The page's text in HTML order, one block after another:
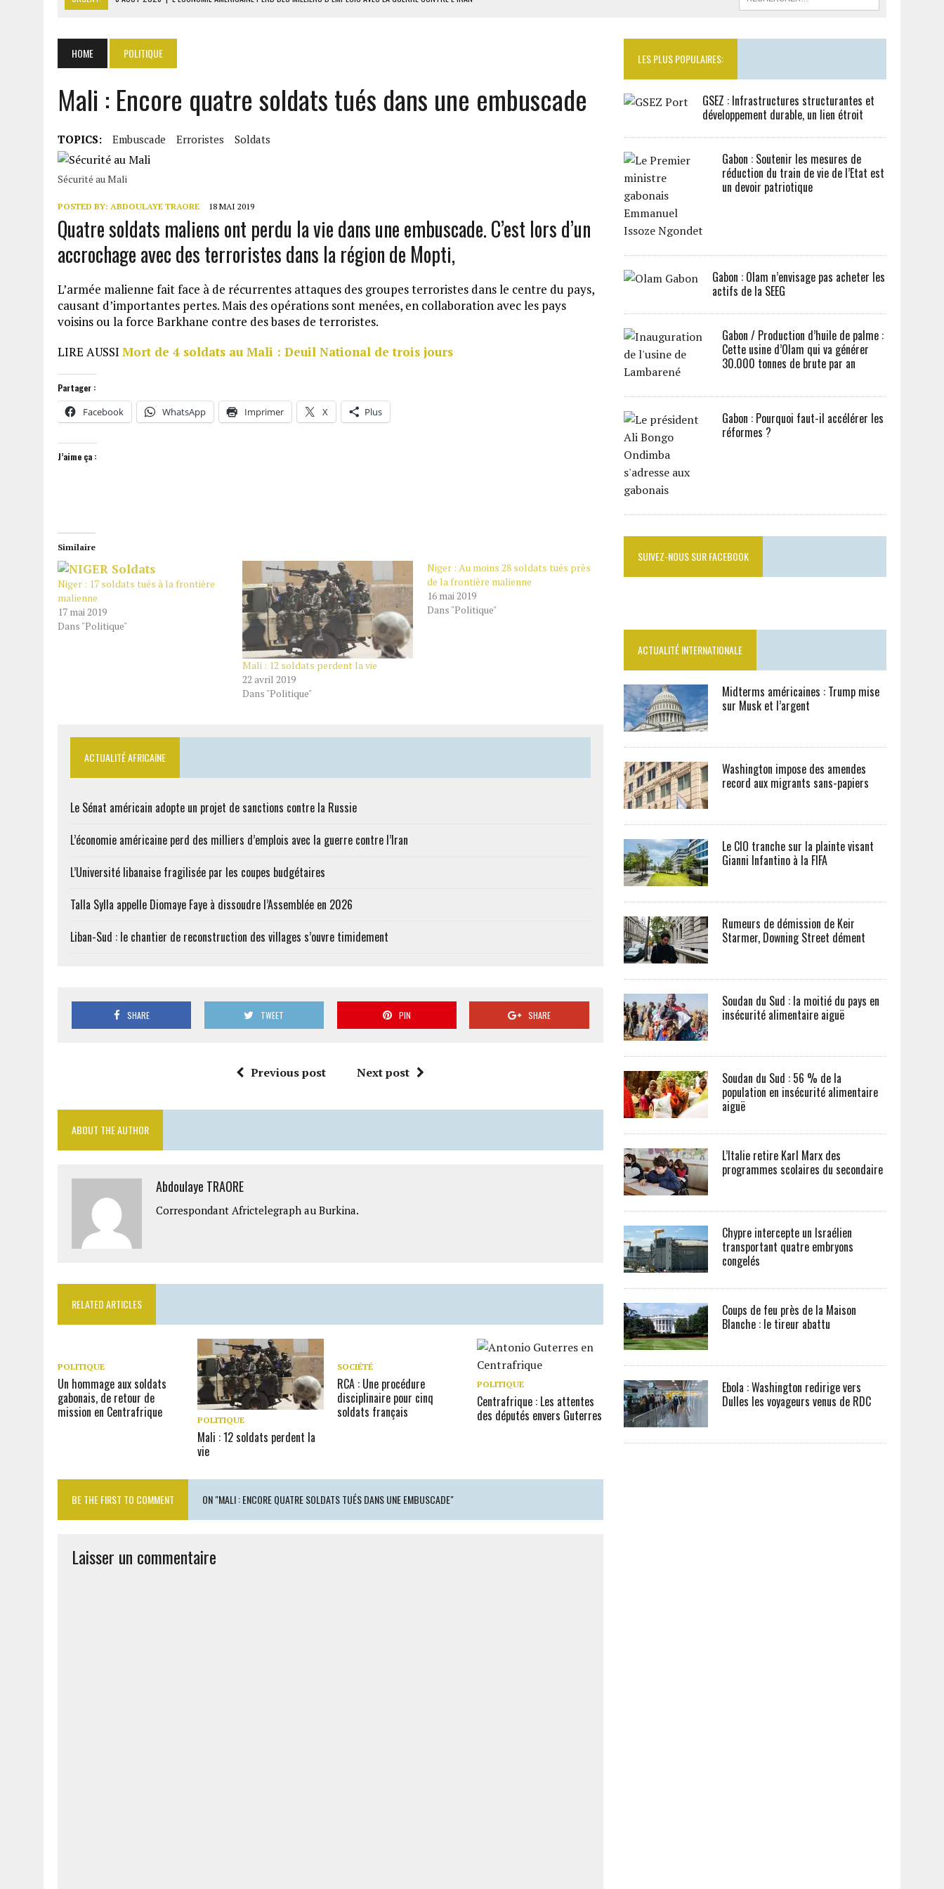
8 AOÛT 2026 | LIBAN-SUD : LE CHANTIER DE RECONSTRUCTION DES VILLAGES S’OUVRE TIMIDEMENT
8 AOÛT 2026 | LE SÉNAT AMÉRICAIN ADOPTE UN PROJET DE SANCTIONS CONTRE LA RUSSIE
HOME POLITIQUE
Mali : Encore quatre soldats tués dans une embuscade
TOPICS: Embuscade Erroristes Soldats
Sécurité au Mali
POSTED BY: ABDOULAYE TRAORE 18 MAI 2019
Quatre soldats maliens ont perdu la vie dans une embuscade. C’est lors d’un
accrochage avec des terroristes dans la région de Mopti,
L’armée malienne fait face à de récurrentes attaques des groupes terroristes dans le centre du pays,
causant d’importantes pertes. Mais des opérations sont menées, en collaboration avec les pays
voisins ou la force Barkhane contre des bases de terroristes.
LIRE AUSSI Mort de 4 soldats au Mali : Deuil National de trois jours
Partager :
Facebook WhatsApp Imprimer X Plus
J’aime ça :
Similaire
Niger : 17 soldats tués à la frontière
malienne
17 mai 2019
Dans "Politique"
Mali : 12 soldats perdent la vie
22 avril 2019
Dans "Politique"
Niger : Au moins 28 soldats tués près
de la frontière malienne
16 mai 2019
Dans "Politique"
ACTUALITÉ AFRICAINE
Le Sénat américain adopte un projet de sanctions contre la Russie
L’économie américaine perd des milliers d’emplois avec la guerre contre l’Iran
L’Université libanaise fragilisée par les coupes budgétaires
Talla Sylla appelle Diomaye Faye à dissoudre l’Assemblée en 2026
Liban-Sud : le chantier de reconstruction des villages s’ouvre timidement
SHARE TWEET PIN SHARE
Previous post Next post
ABOUT THE AUTHOR
Abdoulaye TRAORE
Correspondant Africtelegraph au Burkina.
RELATED ARTICLES
POLITIQUE
Un hommage aux soldats
gabonais, de retour de
mission en Centrafrique
POLITIQUE
Mali : 12 soldats perdent la
vie
SOCIÉTÉ
RCA : Une procédure
disciplinaire pour cinq
soldats français
POLITIQUE
Centrafrique : Les attentes
des députés envers Guterres
BE THE FIRST TO COMMENT ON "MALI : ENCORE QUATRE SOLDATS TUÉS DANS UNE EMBUSCADE"
Laisser un commentaire
LES PLUS POPULAIRES:
GSEZ : Infrastructures structurantes et
développement durable, un lien étroit
Gabon : Soutenir les mesures de
réduction du train de vie de l’Etat est
un devoir patriotique
Gabon : Olam n’envisage pas acheter les
actifs de la SEEG
Gabon / Production d’huile de palme :
Cette usine d’Olam qui va générer
30.000 tonnes de brute par an
Gabon : Pourquoi faut-il accélérer les
réformes ?
SUIVEZ-NOUS SUR FACEBOOK
ACTUALITÉ INTERNATIONALE
Midterms américaines : Trump mise
sur Musk et l’argent
Washington impose des amendes
record aux migrants sans-papiers
Le CIO tranche sur la plainte visant
Gianni Infantino à la FIFA
Rumeurs de démission de Keir
Starmer, Downing Street dément
Soudan du Sud : la moitié du pays en
insécurité alimentaire aiguë
Soudan du Sud : 56 % de la
population en insécurité alimentaire
aiguë
L’Italie retire Karl Marx des
programmes scolaires du secondaire
Chypre intercepte un Israélien
transportant quatre embryons
congelés
Coups de feu près de la Maison
Blanche : le tireur abattu
Ebola : Washington redirige vers
Dulles les voyageurs venus de RDC